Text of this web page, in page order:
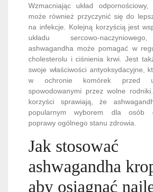
Wzmacniając układ odpornościowy,
może również przyczynić się do
na infekcje. Kolejną korzyścią jest
układu sercowo-
ashwagandha może pomagać w
cholesterolu i ciśnienia krwi. Jest
swoje właściwości antyoksydacyjne,
w ochronie komórek przed
spowodowanymi przez wolne
korzyści sprawiają, że
popularnym wyborem dla osób
poprawy ogólnego stanu zdrowia.
Jak stosować
ashwagandha
aby osiągnąć